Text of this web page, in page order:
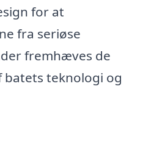
for at
fra seriøse
fremhæves de
teknologi og